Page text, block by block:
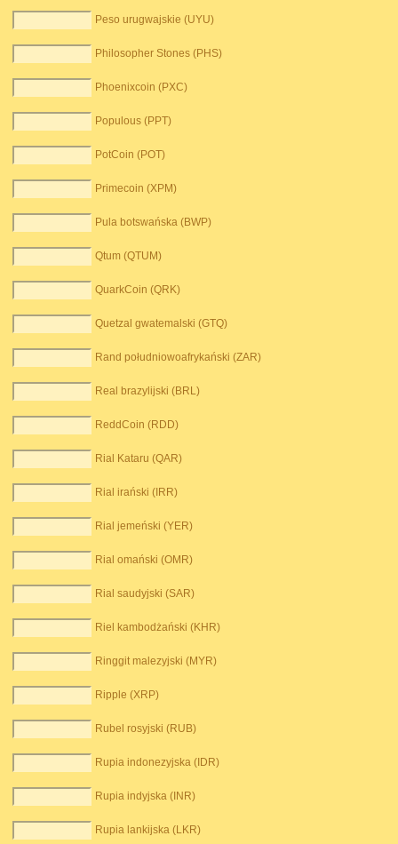
Peso urugwajskie (UYU)
Philosopher Stones (PHS)
Phoenixcoin (PXC)
Populous (PPT)
PotCoin (POT)
Primecoin (XPM)
Pula botswańska (BWP)
Qtum (QTUM)
QuarkCoin (QRK)
Quetzal gwatemalski (GTQ)
Rand południowoafrykański (ZAR)
Real brazylijski (BRL)
ReddCoin (RDD)
Rial Kataru (QAR)
Rial irański (IRR)
Rial jemeński (YER)
Rial omański (OMR)
Rial saudyjski (SAR)
Riel kambodżański (KHR)
Ringgit malezyjski (MYR)
Ripple (XRP)
Rubel rosyjski (RUB)
Rupia indonezyjska (IDR)
Rupia indyjska (INR)
Rupia lankijska (LKR)